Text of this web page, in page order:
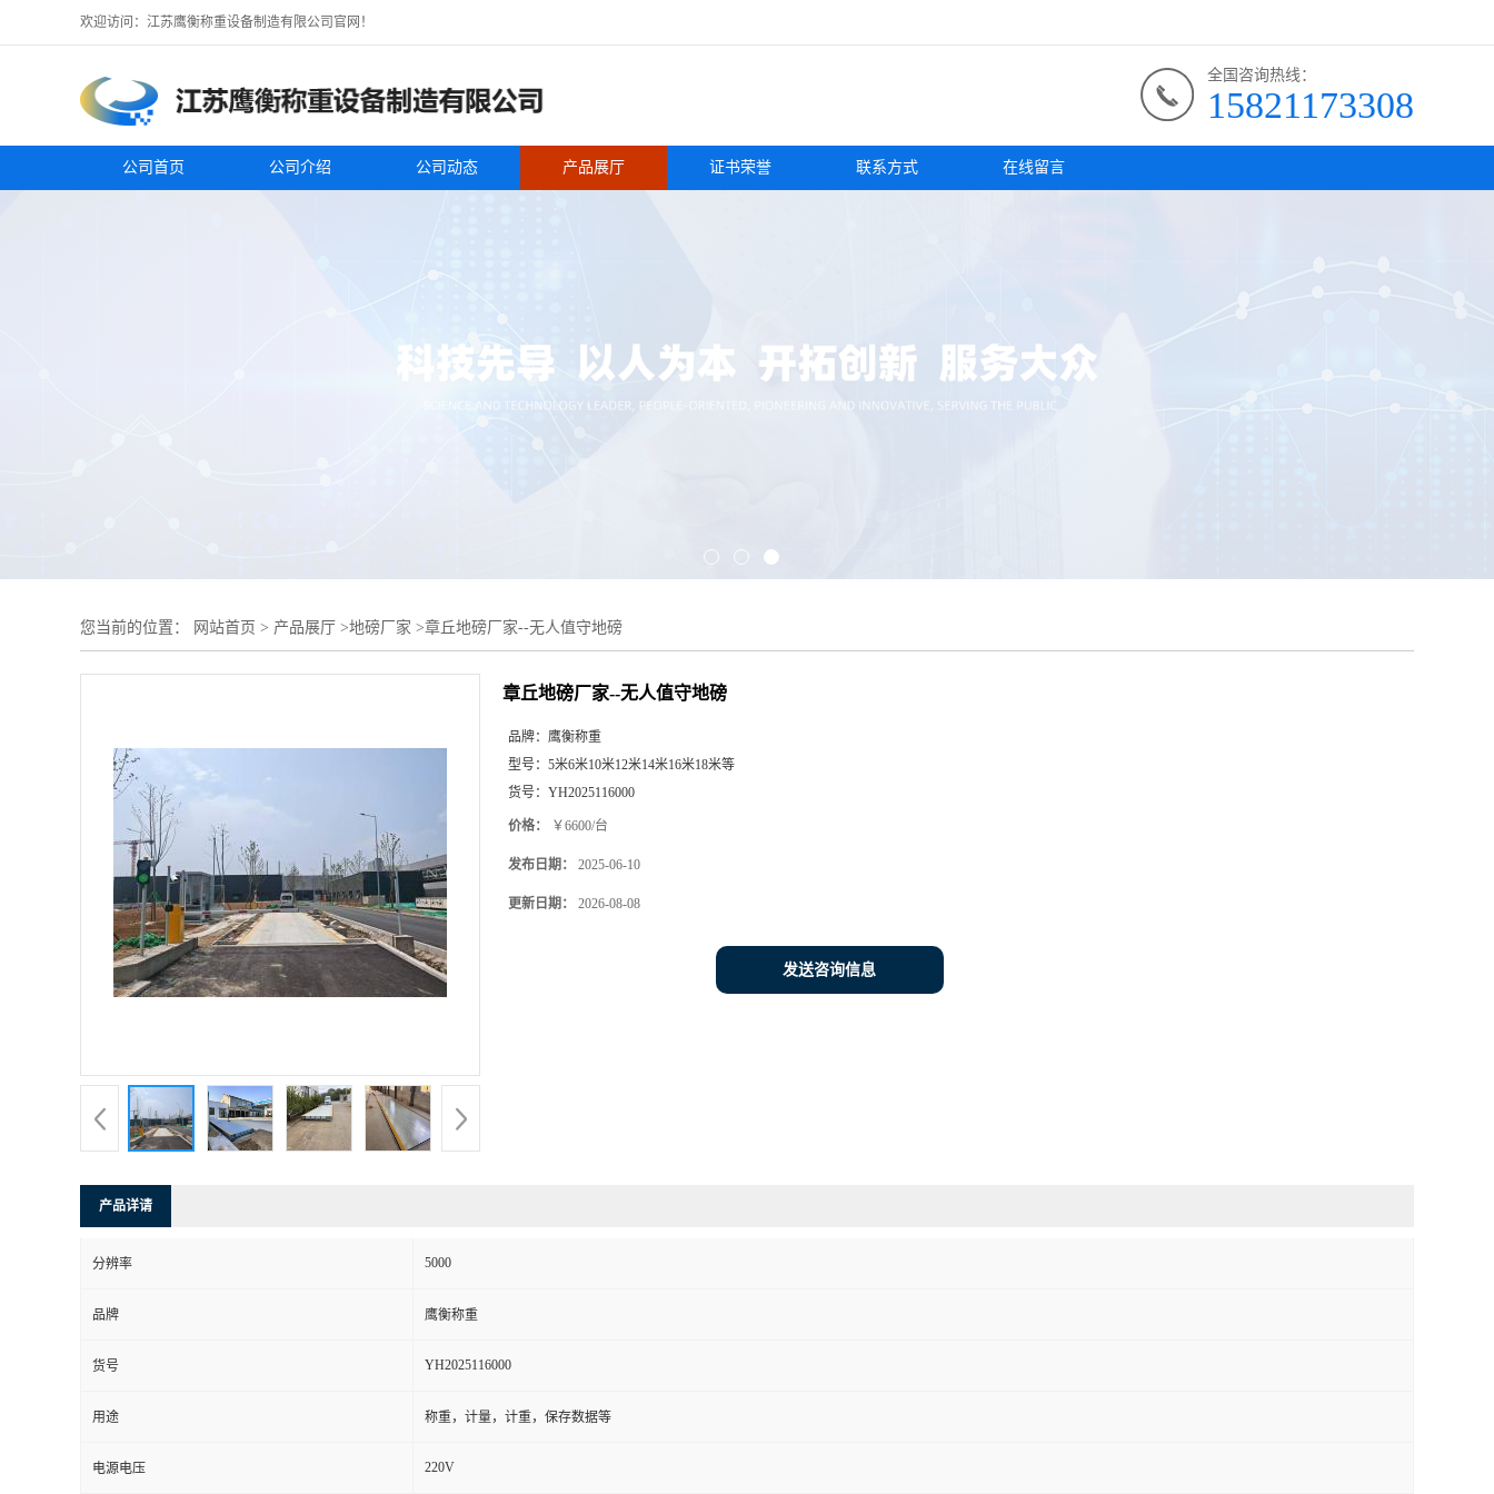
欢迎访问：江苏鹰衡称重设备制造有限公司官网！
全国咨询热线：
15821173308
公司首页 公司介绍 公司动态 产品展厅 证书荣誉 联系方式 在线留言
您当前的位置： 网站首页 > 产品展厅 >地磅厂家 >章丘地磅厂家--无人值守地磅
章丘地磅厂家--无人值守地磅
品牌： 鹰衡称重
型号： 5米6米10米12米14米16米18米等
货号： YH2025116000
价格： ￥6600/台
发布日期： 2025-06-10
更新日期： 2026-08-08
发送咨询信息
产品详请
分辨率 5000
品牌 鹰衡称重
货号 YH2025116000
用途 称重，计量，计重，保存数据等
电源电压 220V